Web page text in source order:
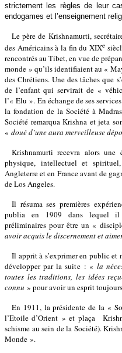
strictement les règles de leur
endogames et l’enseignement
Le père de Krishnamurti,
des Américains à la fin du XIXe
rencontrés au Tibet, en vue de
monde » qu’ils identifiaient au «
des Chrétiens. Une des tâches que
de l’enfant qui servirait de «
l’« Elu ». En échange de ses
la fondation de la Société à
Société remarqua Krishna et jeta
« doué d’une aura merveilleuse
Krishnamurti recevra alors
physique, intellectuel et
Angleterre et en France avant de
de Los Angeles.
Il résuma ses premières
publia en 1909 dans lequel il
préliminaires pour être un «
avoir acquis le discernement et
Il apprit à s’exprimer en public et
développer par la suite : « la
toutes les traditions, les idées
connu » pour avoir un esprit
En 1911, la présidente de la «
l’Etoile d’Orient » et plaça
schisme au sein de la Société).
Monde ».